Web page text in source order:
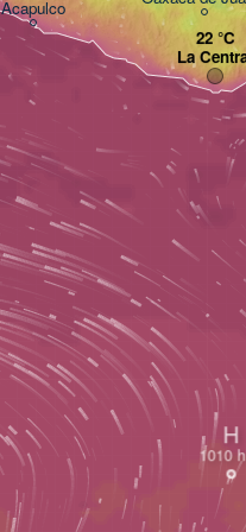
Acapulco
La
H